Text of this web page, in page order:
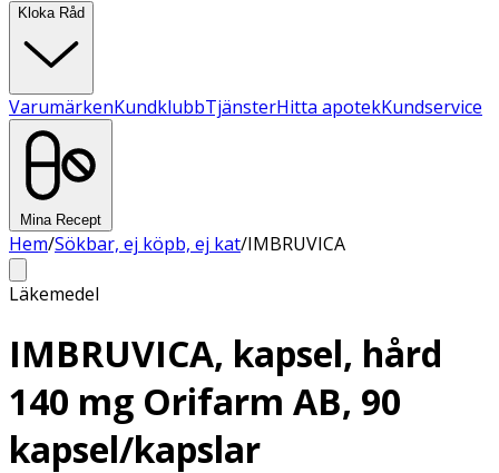
Kloka Råd
VarumärkenKundklubbTjänsterHitta apotekKundservice
Mina Recept
Hem/Sökbar, ej köpb, ej kat/IMBRUVICA
Läkemedel
IMBRUVICA, kapsel, hård
140 mg Orifarm AB, 90
kapsel/kapslar